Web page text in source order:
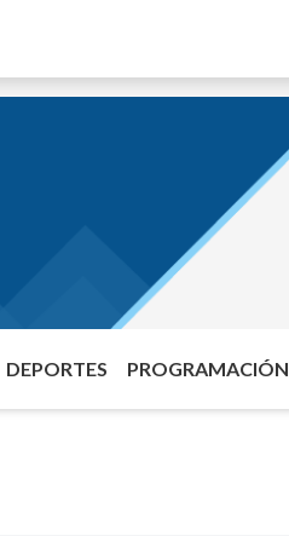
DEPORTES PROGRAMACIÓN